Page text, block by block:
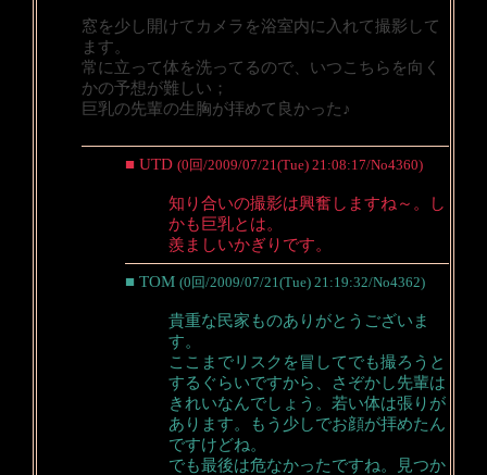
窓を少し開けてカメラを浴室内に入れて撮影して
ます。
常に立って体を洗ってるので、いつこちらを向く
かの予想が難しい；
巨乳の先輩の生胸が拝めて良かった♪
■ UTD (0回/2009/07/21(Tue) 21:08:17/No4360)
知り合いの撮影は興奮しますね～。し
かも巨乳とは。
羨ましいかぎりです。
■ TOM (0回/2009/07/21(Tue) 21:19:32/No4362)
貴重な民家ものありがとうございま
す。
ここまでリスクを冒してでも撮ろうと
するぐらいですから、さぞかし先輩は
きれいなんでしょう。若い体は張りが
あります。もう少しでお顔が拝めたん
ですけどね。
でも最後は危なかったですね。見つか